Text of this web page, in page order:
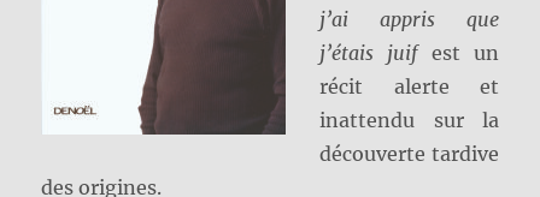
j’ai appris que
j’étais juifest un
récit alerte et
inattendu sur la
découverte tardive
des origines.